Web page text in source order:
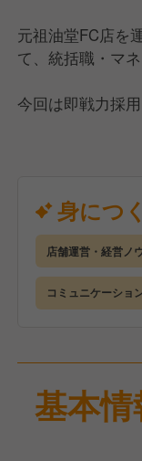
元祖油堂FC店を
て、統括職・マ
今回は即戦力採
※ラーメン業態
まずは即戦力店
業務を覚えてい
油そばを作る上
技術を必要とし
徐々に仕事に慣
き、ゆくゆくは
ち上げも考えて
していきたい方
身につ
店舗運営・経営ノ
コミュニケーショ
基本情